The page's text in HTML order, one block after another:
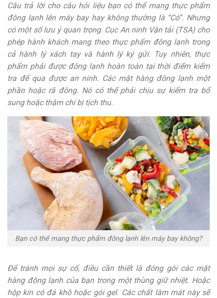
Câu trả lời cho câu hỏi liệu bạn có thể mang thực phẩm
đông lạnh lên máy bay hay không thường là “Có”. Nhưng
có một số lưu ý quan trọng. Cục An ninh Vận tải (TSA) cho
phép hành khách mang theo thực phẩm đông lạnh trong
cả hành lý xách tay và hành lý ký gửi. Tuy nhiên, thực
phẩm phải được đông lạnh hoàn toàn tại thời điểm kiểm
tra để qua được an ninh. Các mặt hàng đông lạnh một
phần hoặc rã đông. Nó có thể phải chịu sự kiểm tra bổ
sung hoặc thậm chí bị tịch thu.
Bạn có thể mang thực phẩm đông lạnh lên máy bay không?
Để tránh mọi sự cố, điều cần thiết là đóng gói các mặt
hàng đông lạnh của bạn trong một thùng giữ nhiệt. Hoặc
hộp kín có đá khô hoặc gói gel. Các chất làm mát này sẽ